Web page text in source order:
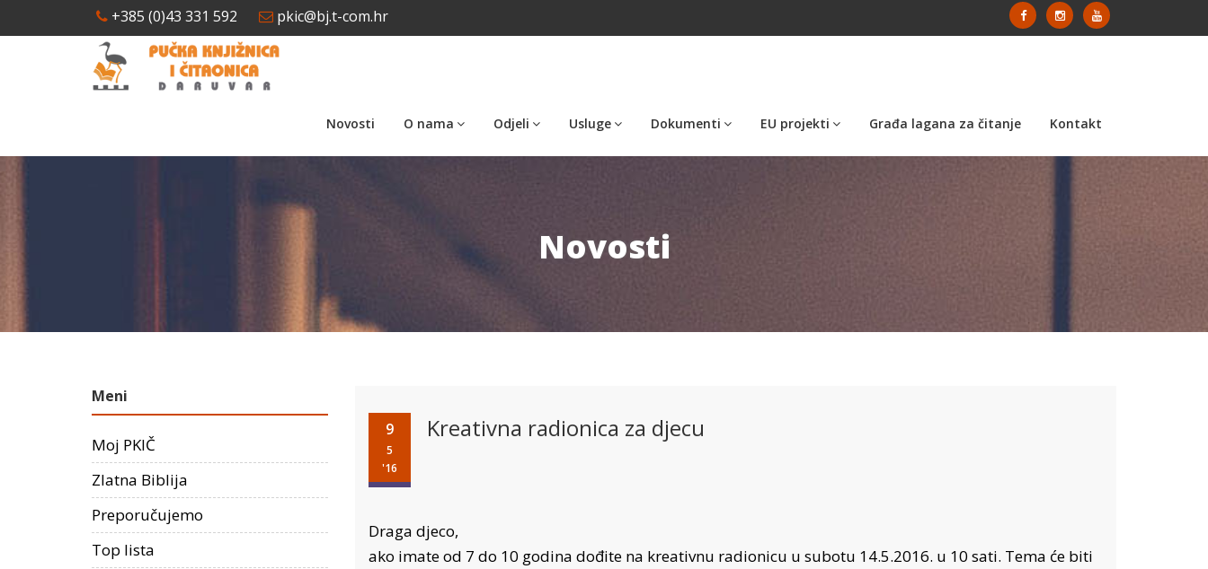
+385 (0)43 331 592 pkic@bj.t-com.hr
Novosti O nama Odjeli Usluge Dokumenti EU projekti Građa lagana za čitanje Kontakt
Novosti
9
5
'16
Kreativna radionica za djecu
Draga djeco,
ako imate od 7 do 10 godina dođite na kreativnu radionicu u subotu 14.5.2016. u 10 sati. Tema će biti
Meni
Moj PKIČ
Zlatna Biblija
Preporučujemo
Top lista